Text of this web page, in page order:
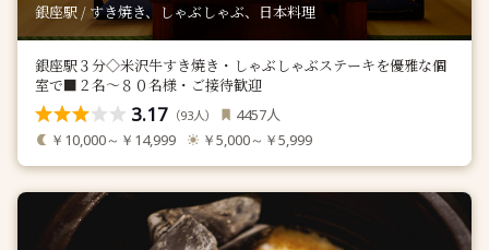
銀座駅 / すき焼き、しゃぶしゃぶ、日本料理
銀座駅３分◇米沢牛すき焼き・しゃぶしゃぶステーキを優雅な個
室で■２名～８０名様・ご接待歓迎
3.17 （93人） 4457人
￥10,000～￥14,999 ￥5,000～￥5,999